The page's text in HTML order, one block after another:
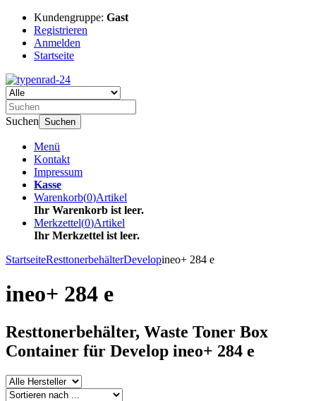
Kundengruppe: Gast
Registrieren
Anmelden
Startseite
Suchen Suchen
Menü
Kontakt
Impressum
Kasse
Warenkorb(0)Artikel
Ihr Warenkorb ist leer.
Merkzettel(0)Artikel
Ihr Merkzettel ist leer.
StartseiteResttonerbehälterDevelopineo+ 284 e
ineo+ 284 e
Resttonerbehälter, Waste Toner Box
Container für Develop ineo+ 284 e